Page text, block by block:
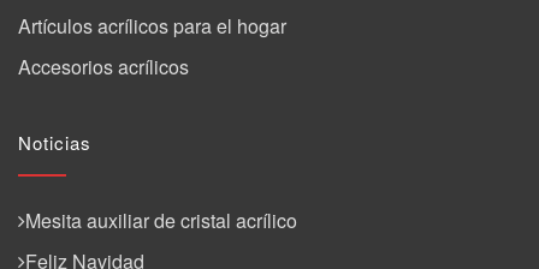
Artículos acrílicos para el hogar
Accesorios acrílicos
Noticias
Mesita auxiliar de cristal acrílico
Feliz Navidad